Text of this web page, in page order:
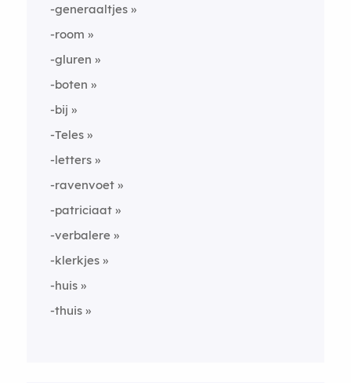
-generaaltjes
-room
-gluren
-boten
-bij
-Teles
-letters
-ravenvoet
-patriciaat
-verbalere
-klerkjes
-huis
-thuis